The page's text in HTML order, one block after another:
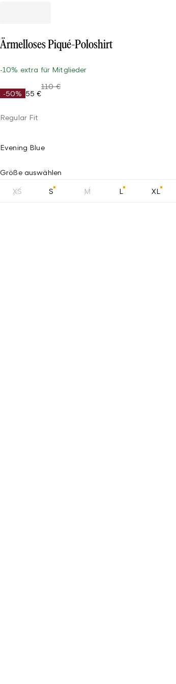
Ärmelloses Piqué-Poloshirt
-10% extra für Mitglieder
-50% 55 €
110 €
Regular Fit
Evening Blue
Größe auswählen
XS S M L XL